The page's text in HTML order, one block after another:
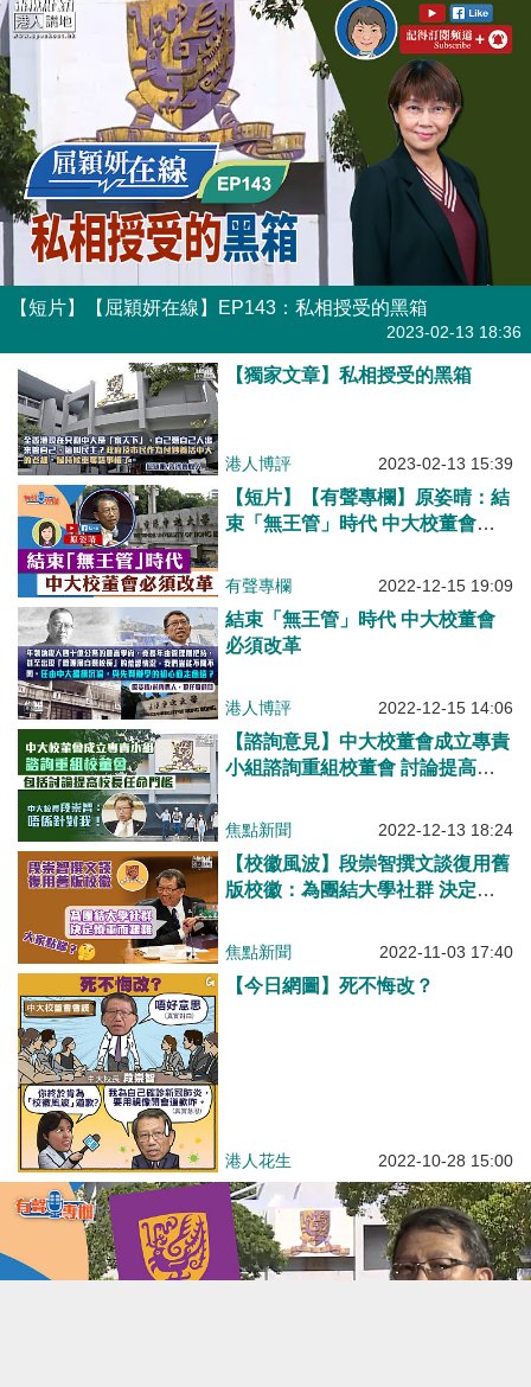
【短片】【屈穎妍在線】EP143：私相授受的黑箱
2023-02-13 18:36
【獨家文章】私相授受的黑箱
港人博評 2023-02-13 15:39
【短片】【有聲專欄】原姿晴：結
束「無王管」時代 中大校董會必
有聲專欄 2022-12-15 19:09
結束「無王管」時代 中大校董會
必須改革
港人博評 2022-12-15 14:06
【諮詢意見】中大校董會成立專責
小組諮詢重組校董會 討論提高校
焦點新聞 2022-12-13 18:24
【校徽風波】段崇智撰文談復用舊
版校徽：為團結大學社群 決定慎
焦點新聞 2022-11-03 17:40
【今日網圖】死不悔改？
港人花生 2022-10-28 15:00